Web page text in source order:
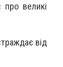
про великі
від